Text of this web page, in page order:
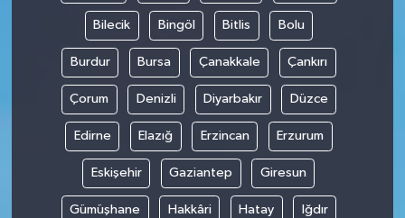
Bilecik Bingöl Bitlis Bolu
Burdur Bursa Çanakkale Çankırı
Çorum Denizli Diyarbakır Düzce
Edirne Elazığ Erzincan Erzurum
Eskişehir Gaziantep Giresun
Gümüşhane Hakkâri Hatay Iğdır